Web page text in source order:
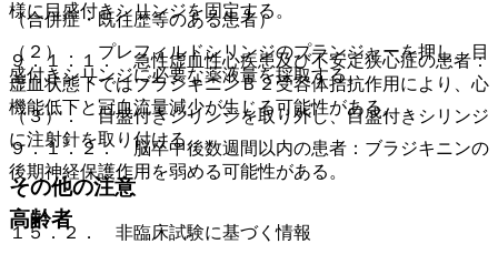
様に目盛付きシリンジを固定する。
（２）． プレフィルドシリンジのプランジャーを押し、目
盛付きシリンジに必要な薬液量を採取する。
（３）． 目盛付きシリンジを取り外し、目盛付きシリンジ
に注射針を取り付ける。
その他の注意
１５．２． 非臨床試験に基づく情報
（合併症・既往歴等のある患者）
９．１．１． 急性虚血性心疾患及び不安定狭心症の患者：
虚血状態下ではブラジキニンＢ２受容体拮抗作用により、心
機能低下と冠血流量減少が生じる可能性がある。
９．１．２． 脳卒中後数週間以内の患者：ブラジキニンの
後期神経保護作用を弱める可能性がある。
高齢者